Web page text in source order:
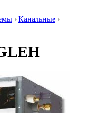
› Канальные ›